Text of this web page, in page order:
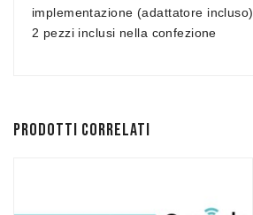
implementazione (adattatore incluso).
2 pezzi inclusi nella confezione
Prodotti correlati